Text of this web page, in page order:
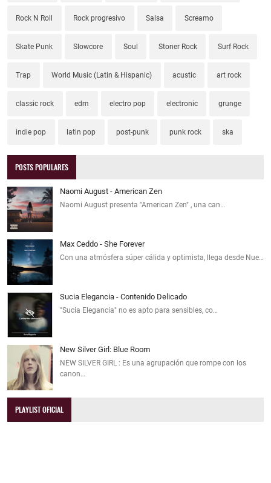
Rock N Roll Rock progresivo Salsa Screamo
Skate Punk Slowcore Soul Stoner Rock Surf Rock
Trap World Music (Latin & Hispanic) acustic art rock
classic rock edm electro pop electronic grunge
indie pop latin pop post-punk punk rock ska
POSTS POPULARES
Naomi August - American Zen
Naomi August presenta "American Zen" , una can…
Max Ceddo - She Forever
Con una atmósfera súper cálida y optimista, llega desde Nue…
Sucia Elegancia - Contenido Delicado
"Sucia Elegancia" no es apto para sensibles, co…
New Silver Girl: Blue Room
NEW SILVER GIRL : Es una agrupación que rompe con los
canon…
PLAYLIST OFICIAL